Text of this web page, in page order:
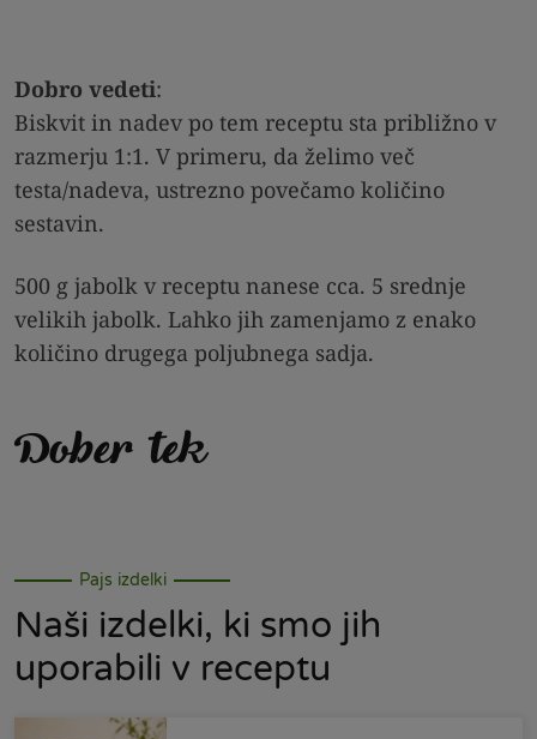
Dobro vedeti:
Biskvit in nadev po tem receptu sta približno v
razmerju 1:1. V primeru, da želimo več
testa/nadeva, ustrezno povečamo količino
sestavin.
500 g jabolk v receptu nanese cca. 5 srednje
velikih jabolk. Lahko jih zamenjamo z enako
količino drugega poljubnega sadja.
Dober tek
Pajs izdelki
Naši izdelki, ki smo jih
uporabili v receptu